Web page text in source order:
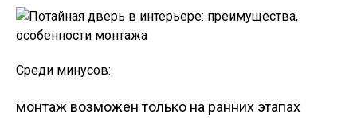
Среди минусов:
монтаж возможен только на ранних этапах